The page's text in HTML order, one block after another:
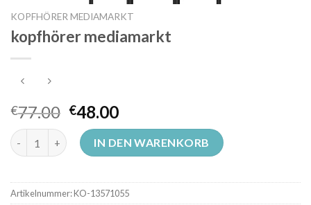
KOPFHÖRER MEDIAMARKT
kopfhörer mediamarkt
€77.00 €48.00
kopfhörer mediamarkt MengeIN DEN WARENKORB
Artikelnummer:KO-13571055